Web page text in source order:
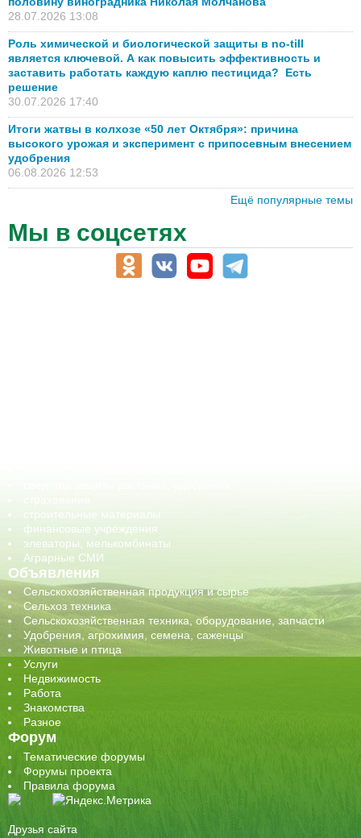
28.07.2026 13:08
Роль химической и биологической защиты в no-till
является ключевой. А как повысить эффективность и
заставить работать каждую каплю пестицида? Есть
решение
30.07.2026 17:40
Итоги жатвы в колхозе «50 лет Октября»: причина
высокого урожая и эксперимент с припосевным внесением
удобрения
06.08.2026 12:53
Ещё популярные темы
Мы в соцсетях
строительные материалы
финансовые учреждения
элеваторы, мелькомбинаты
Аграрные СМИ
Объявления
Сельскохозяйственная продукция и сырье
Сельхоз техника
Сельскохозяйственная техника, оборудование, запчасти
Удобрения, агрохимия, семена, саженцы
Животные и птица
Услуги
Недвижимость
Работа
Знакомства
Разное
Форум
Тематические форумы
Форумы проекта
Правила форума
Друзья сайта